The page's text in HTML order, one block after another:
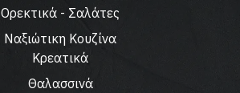
Ορεκτικά - Σαλάτες
Ναξιώτικη Κουζίνα
Κρεατικά
Θαλασσινά